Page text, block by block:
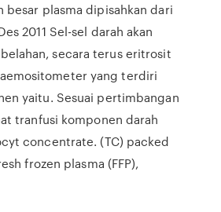
besar plasma dipisahkan dari
2011 Sel-sel darah akan
secara terus eritrosit
yang terdiri
yaitu. Sesuai pertimbangan
tranfusi komponen darah
concentrate. (TC) packed
frozen plasma (FFP),